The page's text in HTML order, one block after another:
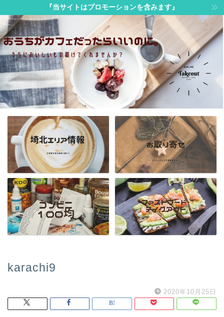
『当サイトはプロモーションを含みます』
karachi9
2020年10月25日